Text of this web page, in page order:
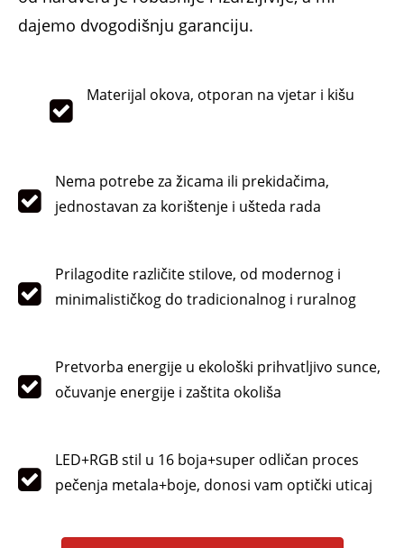
dajemo dvogodišnju garanciju.
Materijal okova, otporan na vjetar i kišu
Nema potrebe za žicama ili prekidačima,
jednostavan za korištenje i ušteda rada
Prilagodite različite stilove, od modernog i
minimalističkog do tradicionalnog i ruralnog
Pretvorba energije u ekološki prihvatljivo sunce,
očuvanje energije i zaštita okoliša
LED+RGB stil u 16 boja+super odličan proces
pečenja metala+boje, donosi vam optički uticaj